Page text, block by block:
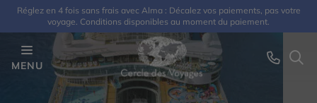
Réglez en 4 fois sans frais avec Alma : Décalez vos paiements, pas votre
voyage. Conditions disponibles au moment du paiement.
MENU